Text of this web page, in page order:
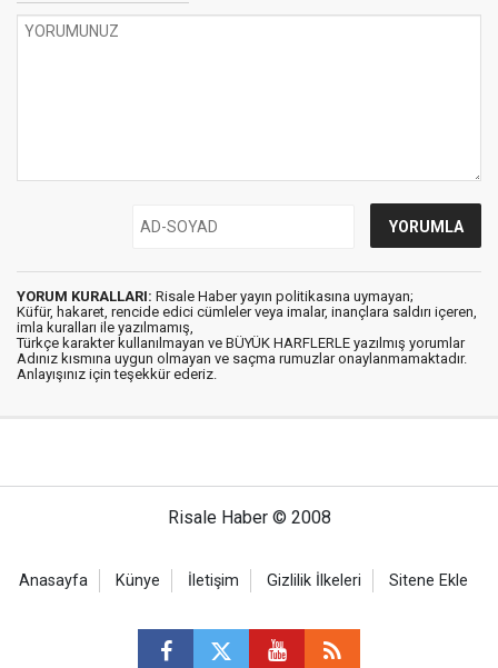
YORUM KURALLARI: Risale Haber yayın politikasına uymayan;
Küfür, hakaret, rencide edici cümleler veya imalar, inançlara saldırı içeren,
imla kuralları ile yazılmamış,
Türkçe karakter kullanılmayan ve BÜYÜK HARFLERLE yazılmış yorumlar
Adınız kısmına uygun olmayan ve saçma rumuzlar onaylanmamaktadır.
Anlayışınız için teşekkür ederiz.
Risale Haber © 2008
Anasayfa Künye İletişim Gizlilik İlkeleri Sitene Ekle